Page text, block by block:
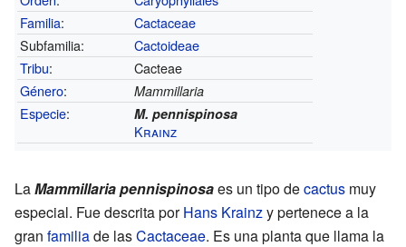
Familia:
Cactaceae
Subfamilia:
Cactoideae
Tribu:
Cacteae
Género: Mammillaria
Especie: M. pennispinosa
Krainz
LaMammillaria pennispinosaes un tipo decactus muy
especial. Fue descrita porHans Krainzy pertenece a la
gran familiade lasCactaceae. Es una planta que llama la